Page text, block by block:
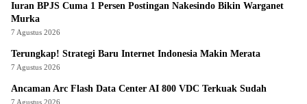
Iuran BPJS Cuma 1 Persen Postingan Nakesindo Bikin Warganet
Murka
7 Agustus 2026
Terungkap! Strategi Baru Internet Indonesia Makin Merata
7 Agustus 2026
Ancaman Arc Flash Data Center AI 800 VDC Terkuak Sudah
7 Agustus 2026